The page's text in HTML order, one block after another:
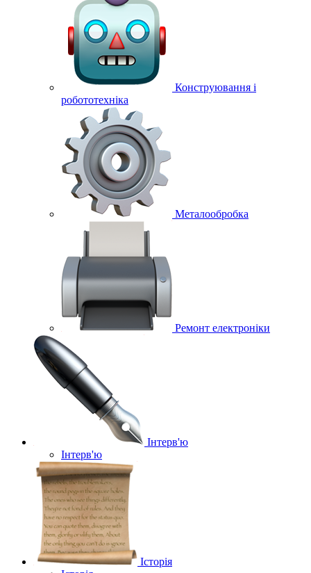
Конструювання і
робототехніка
Металообробка
Ремонт електроніки
Інтерв'ю
Інтерв'ю
Історія